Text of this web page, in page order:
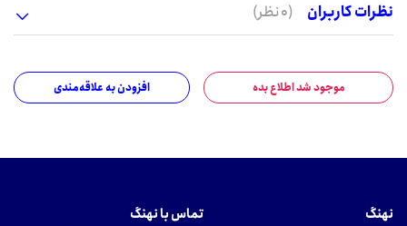
نظرات کاربران (0 نظر)
موجود شد اطلاع بده افزودن به علاقه‌مندی
نهنگ تماس با نهنگ